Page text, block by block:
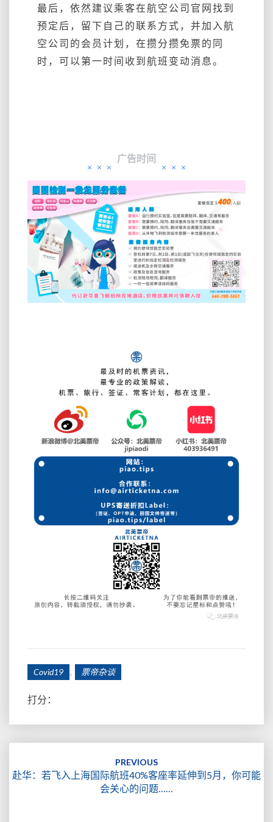
最后，依然建议乘客在航空公司官网找到
预定后，留下自己的联系方式，并加入航
空公司的会员计划，在攒分攒免票的同
时，可以第一时间收到航班变动消息。
广告时间
Covid19 , 票帝杂谈
打分：
PREVIOUS
赴华：若飞入上海国际航班40%客座率延伸到5月，你可能
会关心的问题……